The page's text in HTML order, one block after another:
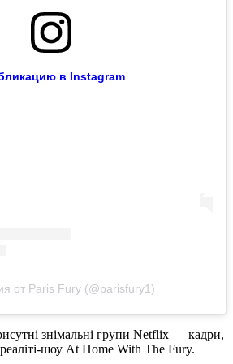
в Instagram
от Paris Fury (@parisfury1)
знімальні групи Netflix — кадри,
шоу At Home With The Fury.